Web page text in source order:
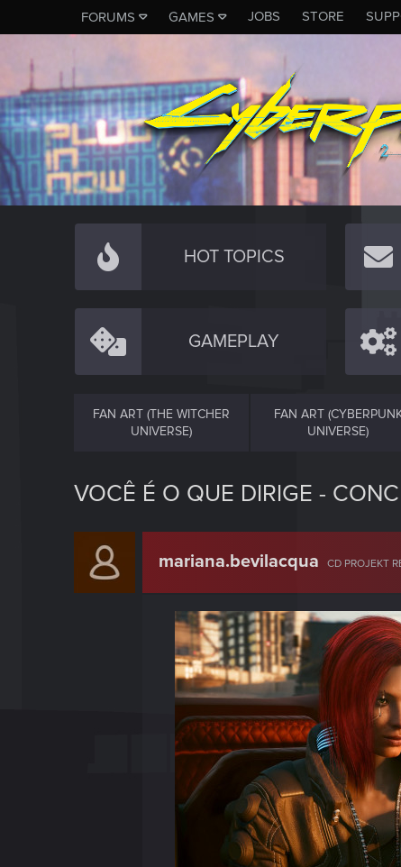
FORUMS GAMES JOBS STORE
HOT TOPICS
GAMEPLAY
FAN ART (THE WITCHER
UNIVERSE)
FAN ART
UNIVERSE)
VOCÊ É O QUE DIRIGE -
mariana.bevilacqua CD PROJEKT